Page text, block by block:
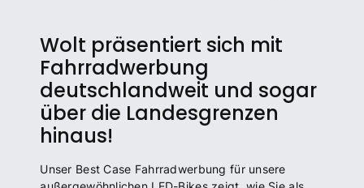
Wolt präsentiert sich mit
Fahrradwerbung
deutschlandweit und sogar
über die Landesgrenzen
hinaus!
Unser Best Case Fahrradwerbung für unsere